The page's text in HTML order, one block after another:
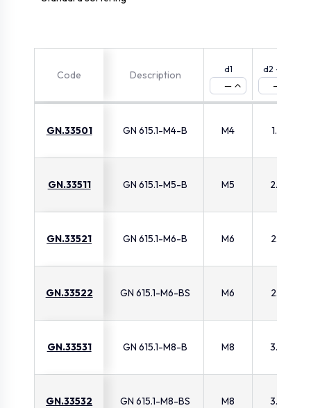
Code Description
d1
—
d2 -0.1
—
GN.33501 GN 615.1-M4-B M4 1.8
GN.33511 GN 615.1-M5-B M5 2.4
GN.33521 GN 615.1-M6-B M6 2.7
GN.33522 GN 615.1-M6-BS M6 2.7
GN.33531 GN 615.1-M8-B M8 3.8
GN.33532 GN 615.1-M8-BS M8 3.8